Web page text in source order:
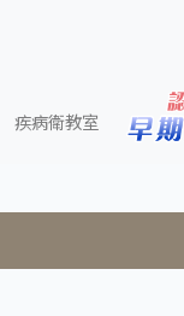
疾病衛教室